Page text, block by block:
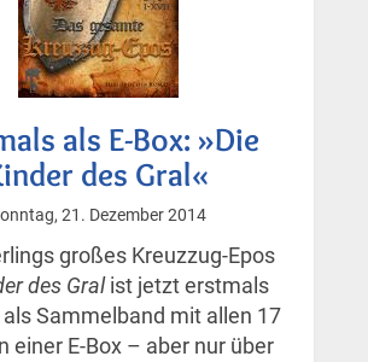
als E-Box: »Die
des Gral«
21. Dezember 2014
großes Kreuzzug-Epos
des Gralist jetzt erstmals
Sammelband mit allen 17
einer E-Box – aber nur über